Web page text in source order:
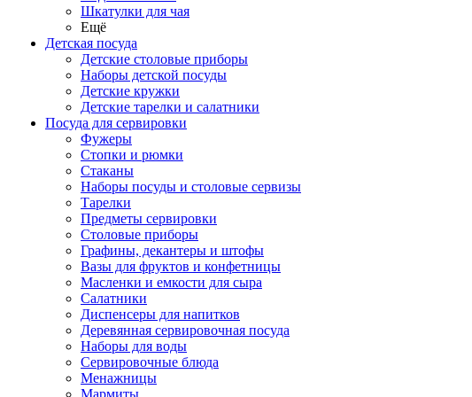
Шкатулки для чая
Ещё
Детская посуда
Детские столовые приборы
Наборы детской посуды
Детские кружки
Детские тарелки и салатники
Посуда для сервировки
Фужеры
Стопки и рюмки
Стаканы
Наборы посуды и столовые сервизы
Тарелки
Предметы сервировки
Столовые приборы
Графины, декантеры и штофы
Вазы для фруктов и конфетницы
Масленки и емкости для сыра
Салатники
Диспенсеры для напитков
Деревянная сервировочная посуда
Наборы для воды
Сервировочные блюда
Менажницы
Мармиты